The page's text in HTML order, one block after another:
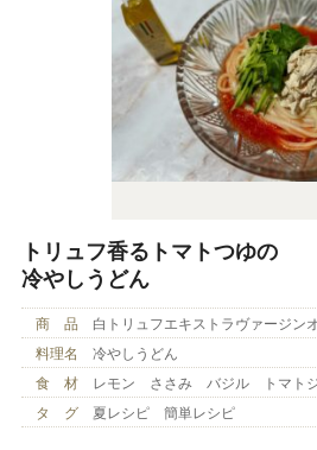
トリュフ香るトマトつゆの
冷やしうどん
商 品
白トリュフエキストラヴァージン
料理名
冷やしうどん
食 材
レモン ささみ バジル トマト
タ グ
夏レシピ 簡単レシピ